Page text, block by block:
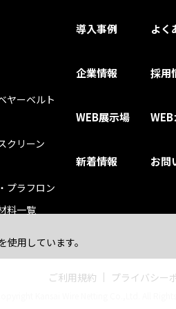
用しています。
ヤーベルト
クリーン
プラフロン
料一覧
導入事例
企業情報
WEB展示場
新着情報
よく
採用
お問
ご利用規約 プライバシー